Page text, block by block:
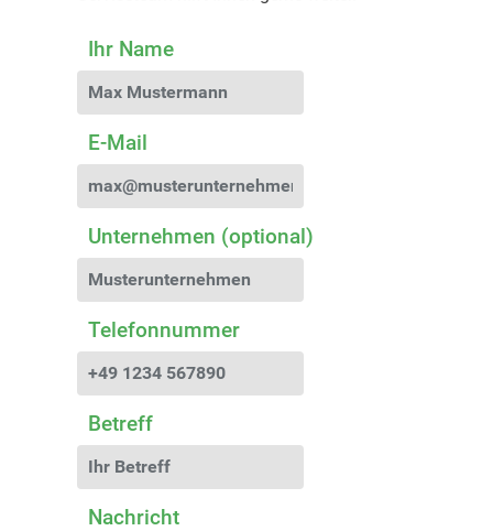
Ihr Name
E-Mail
Unternehmen (optional)
Telefonnummer
Betreff
Nachricht